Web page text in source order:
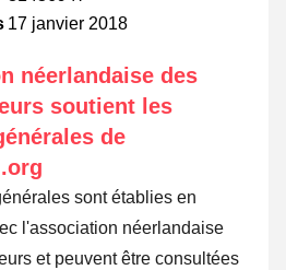
17 janvier 2018
néerlandaise des
soutient les
de
sont établies en
l'association néerlandaise
et peuvent être consultées